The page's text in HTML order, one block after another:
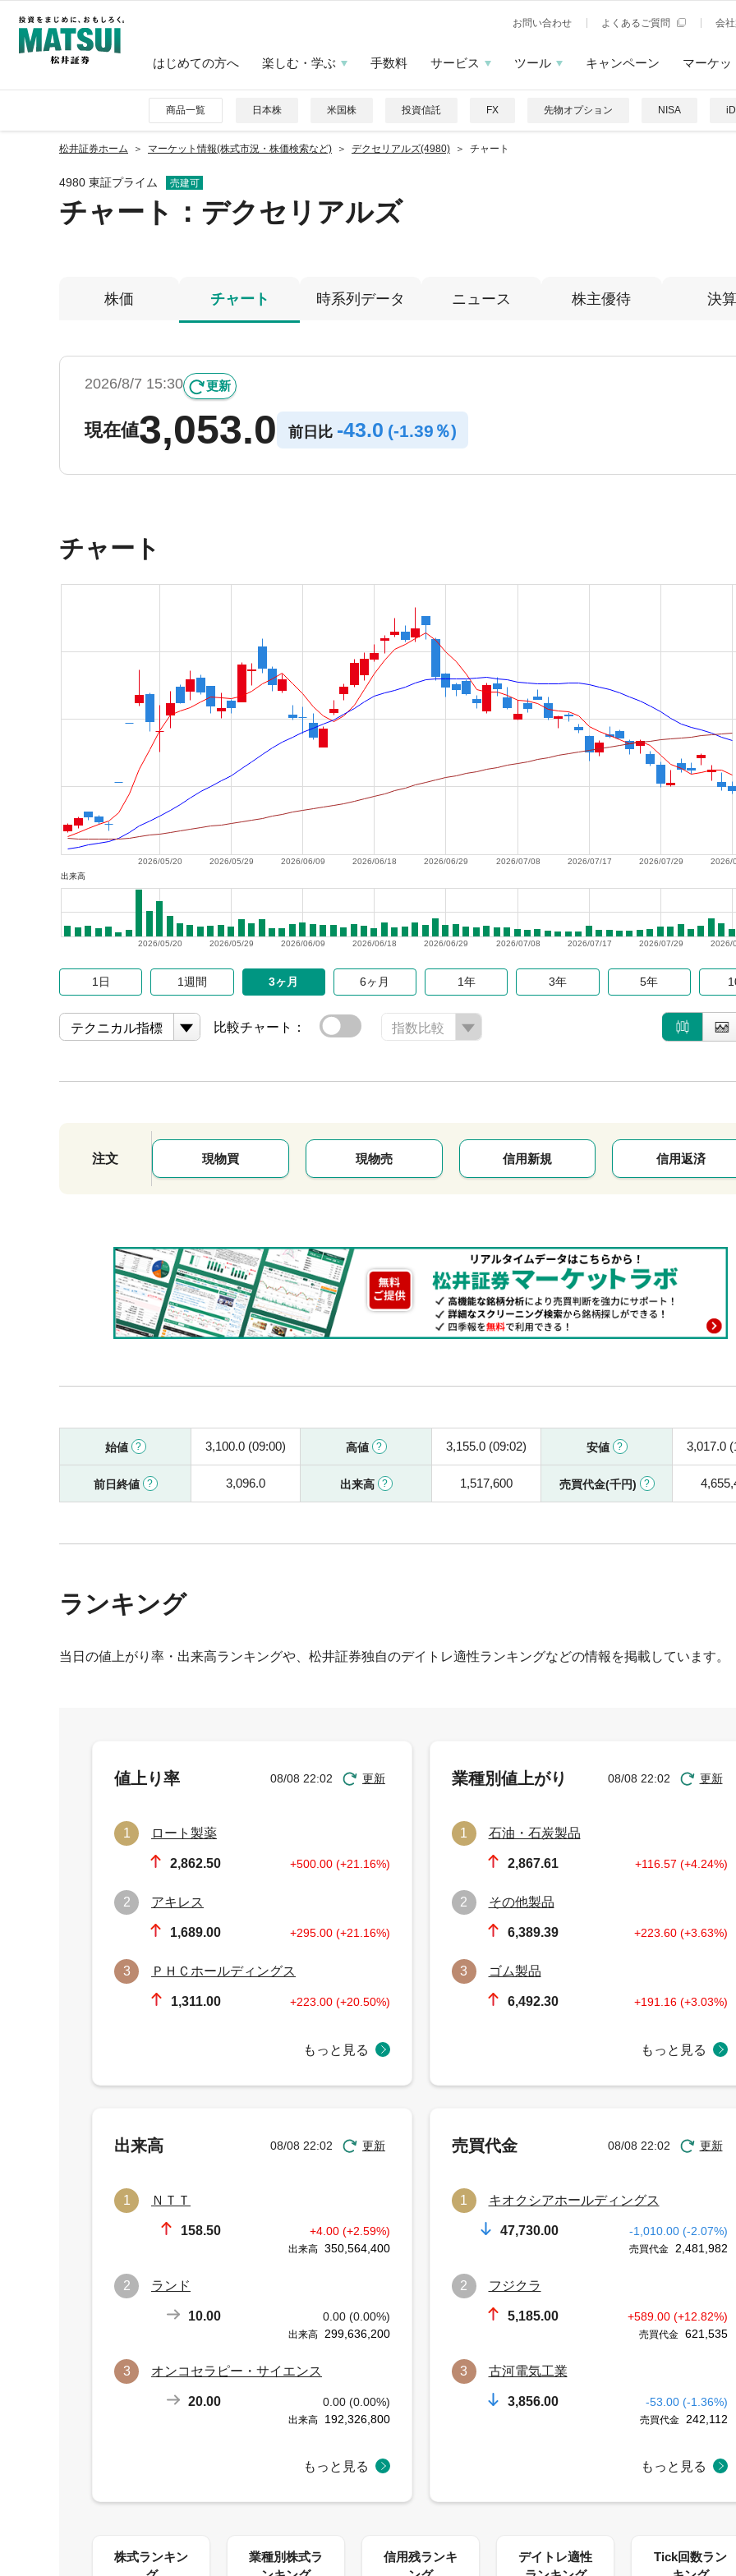
お問い合わせ よくあるご質問 会
はじめての方へ 楽しむ・学ぶ 手数料 サービス ツール キャンペーン マーケッ
商品一覧 日本株 米国株 投資信託 FX 先物オプション NISA
松井証券ホーム マーケット情報(株式市況・株価検索など) デクセリアルズ(4980) チャート
4980 東証プライム 売建可
チャート： デクセリアルズ
株価 チャート 時系列データ ニュース 株主優待 決算
2026/8/7 15:30 更新
現在値3,053.0 前日比 -43.0 (-1.39％)
チャート
2026/
2026/07/29
2026/07/17
2026/07/08
2026/06/29
2026/06/18
2026/06/09
2026/05/29
2026/05/20
出来高
2026/
2026/07/29
2026/07/17
2026/07/08
2026/06/29
2026/06/18
2026/06/09
2026/05/29
2026/05/20
1日 1週間 3ヶ月 6ヶ月 1年 3年 5年
テクニカル指標 比較チャート： 指数比較
注文 現物買 現物売 信用新規 信用返済
始値 3,100.0 (09:00) 高値 3,155.0 (09:02) 安値 3,017.0
前日終値 3,096.0 出来高 1,517,600 売買代金(千円)
ランキング
当日の値上がり率・出来高ランキングや、松井証券独自のデイトレ適性ランキングなどの情報を掲載しています。